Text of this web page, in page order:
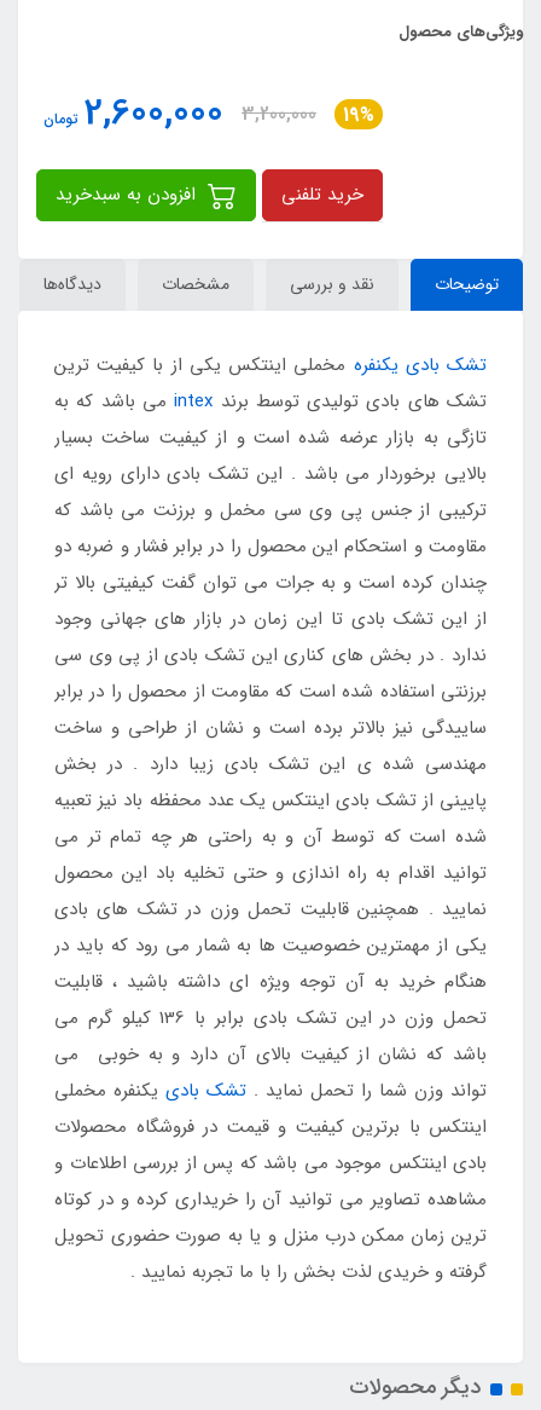
ویژگی‌های محصول
19%
3,200,000
2,600,000 تومان
خرید تلفنی
توضیحات نقد و بررسی مشخصات دیدگاه‌ها
تشک بادی یکنفره مخملی اینتکس یکی از با کیفیت ترین
تشک های بادی تولیدی توسط برند intexمی باشد که به
تازگی به بازار عرضه شده است و از کیفیت ساخت بسیار
بالایی برخوردار می باشد . این تشک بادی دارای رویه ای
ترکیبی از جنس پی وی سی مخمل و برزنت می باشد که
مقاومت و استحکام این محصول را در برابر فشار و ضربه دو
چندان کرده است و به جرات می توان گفت کیفیتی بالا تر
از این تشک بادی تا این زمان در بازار های جهانی وجود
ندارد . در بخش های کناری این تشک بادی از پی وی سی
برزنتی استفاده شده است که مقاومت از محصول را در برابر
ساییدگی نیز بالاتر برده است و نشان از طراحی و ساخت
مهندسی شده ی این تشک بادی زیبا دارد . در بخش
پایینی از تشک بادی اینتکس یک عدد محفظه باد نیز تعبیه
شده است که توسط آن و به راحتی هر چه تمام تر می
توانید اقدام به راه اندازی و حتی تخلیه باد این محصول
نمایید . همچنین قابلیت تحمل وزن در تشک های بادی
یکی از مهمترین خصوصیت ها به شمار می رود که باید در
هنگام خرید به آن توجه ویژه ای داشته باشید ، قابلیت
تحمل وزن در این تشک بادی برابر با 136 کیلو گرم می
باشد که نشان از کیفیت بالای آن دارد و به خوبی می
تواند وزن شما را تحمل نماید . تشک بادی یکنفره مخملی
اینتکس با برترین کیفیت و قیمت در فروشگاه محصولات
بادی اینتکس موجود می باشد که پس از بررسی اطلاعات و
مشاهده تصاویر می توانید آن را خریداری کرده و در کوتاه
ترین زمان ممکن درب منزل و یا به صورت حضوری تحویل
گرفته و خریدی لذت بخش را با ما تجربه نمایید .
دیگر محصولات